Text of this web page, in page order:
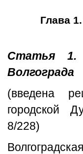
Глава
Статья 1.
Волгограда
(введена
городской
8/228)